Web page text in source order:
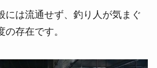
には流通せず、釣り人が気まぐ
存在です。